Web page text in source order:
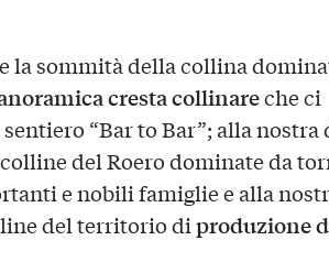
la sommità della collina
cresta collinareche ci
“Bar to Bar”; alla nostra
del Roero dominate da
e nobili famiglie e alla
del territorio diproduzione